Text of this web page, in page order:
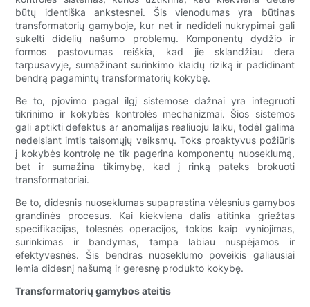
būtų identiška ankstesnei. Šis vienodumas yra būtinas
transformatorių gamyboje, kur net ir nedideli nukrypimai gali
sukelti didelių našumo problemų. Komponentų dydžio ir
formos pastovumas reiškia, kad jie sklandžiau dera
tarpusavyje, sumažinant surinkimo klaidų riziką ir padidinant
bendrą pagamintų transformatorių kokybę.
Be to, pjovimo pagal ilgį sistemose dažnai yra integruoti
tikrinimo ir kokybės kontrolės mechanizmai. Šios sistemos
gali aptikti defektus ar anomalijas realiuoju laiku, todėl galima
nedelsiant imtis taisomųjų veiksmų. Toks proaktyvus požiūris
į kokybės kontrolę ne tik pagerina komponentų nuoseklumą,
bet ir sumažina tikimybę, kad į rinką pateks brokuoti
transformatoriai.
Be to, didesnis nuoseklumas supaprastina vėlesnius gamybos
grandinės procesus. Kai kiekviena dalis atitinka griežtas
specifikacijas, tolesnės operacijos, tokios kaip vyniojimas,
surinkimas ir bandymas, tampa labiau nuspėjamos ir
efektyvesnės. Šis bendras nuoseklumo poveikis galiausiai
lemia didesnį našumą ir geresnę produkto kokybę.
Transformatorių gamybos ateitis